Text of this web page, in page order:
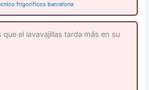
frigorificos barcelona